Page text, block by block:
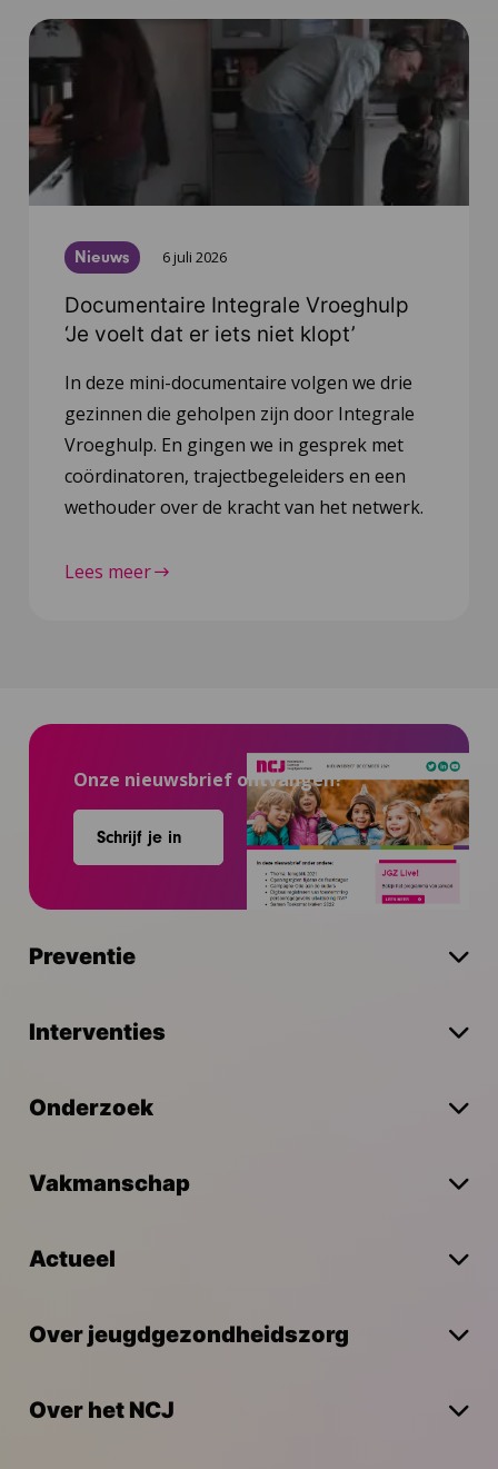
Nieuws 6 juli 2026
Documentaire Integrale Vroeghulp
‘Je voelt dat er iets niet klopt’
In deze mini-documentaire volgen we drie
gezinnen die geholpen zijn door Integrale
Vroeghulp. En gingen we in gesprek met
coördinatoren, trajectbegeleiders en een
wethouder over de kracht van het netwerk.
Lees meer
Onze nieuwsbrief ontvangen?
Schrijf je in
Preventie
Interventies
Onderzoek
Vakmanschap
Actueel
Over jeugdgezondheidszorg
Over het NCJ